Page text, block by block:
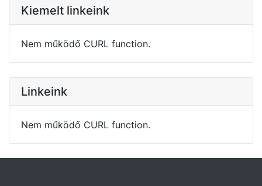
Kiemelt linkeink
Nem működő CURL function.
Linkeink
Nem működő CURL function.